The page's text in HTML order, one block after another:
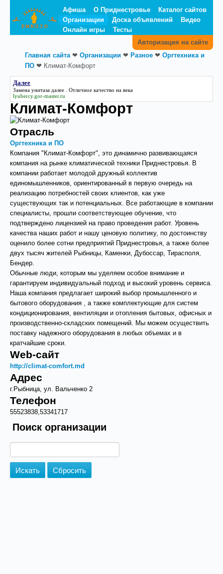
Афиша О Приднестровье
Каталог сайтов
Организации
Доска объявлений
Видео
Онлайн игры
Тесты
Авторизация на сайте
Главная сайта❤ Организации ❤ Разное ❤ Оргтехника и
ПО ❤ Климат-Комфорт
Далее
Замена унитаза далее . Отличное качество на века
lyubercy.gor-master.ru
Климат-Комфорт
Отрасль
Оргтехника и ПО
Компания "Климат-Комфорт", это динамично развивающаяся
компания на рынке климатической техники Приднестровья. В
компании работает молодой дружный коллектив
единомышленников, ориентированный в первую очередь на
реализацию потребностей своих клиентов, как уже
существующих так и потенциальных. Все работающие в компании
специалисты, прошли соответствующее обучение, что
подтверждено лицензией на право проведения работ. Уровень
качества наших работ и нашу ценовую политику, по достоинству
оценило более сотни предприятий Приднестровья, а также более
двух тысяч жителей Рыбницы, Каменки, Дубоссар, Тирасполя,
Бендер.
Обычные люди, которым мы уделяем особое внимание и
гарантируем индивидуальный подход и высокий уровень сервиса.
Наша компания предлагает широкий выбор промышленного и
бытового оборудования , а также комплектующие для систем
кондиционирования, вентиляции и отопления бытовых, офисных и
производственно-складских помещений. Мы можем осуществить
поставку надежного оборудования в любых объемах и в
кратчайшие сроки.
Web-сайт
http://climat-comfort.md
Адрес
г.Рыбница, ул. Вальченко 2
Телефон
55523838,53341717
Поиск организации